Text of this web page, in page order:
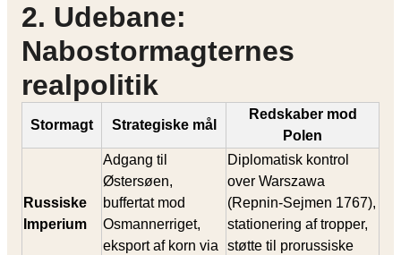
2. Udebane:
Nabostormagternes
realpolitik
Stormagt Strategiske mål
Redskaber mod
Polen
Russiske
Imperium
Adgang til
Østersøen,
buffertat mod
Osmannerriget,
eksport af korn via
Diplomatisk kontrol
over Warszawa
(Repnin-Sejmen 1767),
stationering af tropper,
støtte til prorussiske